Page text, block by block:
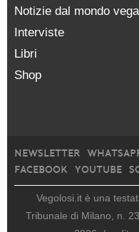
Notizie dal mondo
Interviste
Libri
Shop
NEWSLETTER
FACEBOOK
YOUTUBE
Vegolosi.it è una
Tribunale di Milano, n.